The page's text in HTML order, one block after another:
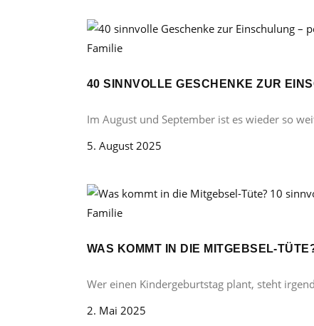
Familie
40 SINNVOLLE GESCHENKE ZUR
Im August und September ist es wieder so
5. August 2025
Familie
WAS KOMMT IN DIE MITGEBSEL-
Wer einen Kindergeburtstag plant, steht
2. Mai 2025